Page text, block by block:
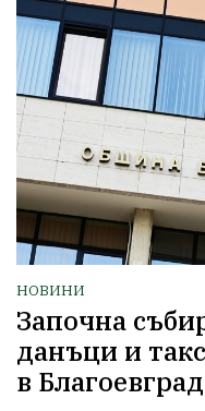
НОВИНИ
Започна
данъци и
в Благоевград